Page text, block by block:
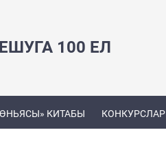
100 ЕЛ
КИТАБЫ КОНКУРСЛАР